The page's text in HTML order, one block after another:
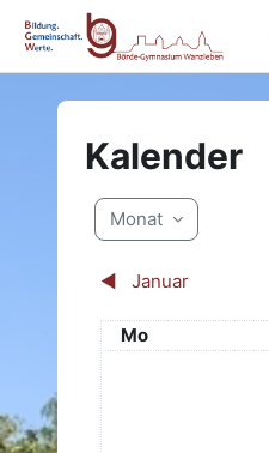
Zum Hauptinhalt
Kalender
Monat
◀︎ Januar
Montag
Mo